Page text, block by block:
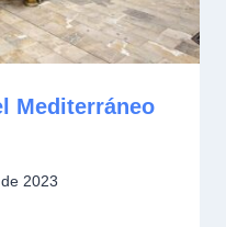
Mediterráneo
2023